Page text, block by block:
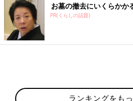
お墓の撤去にいくらかか
PR(くらしの話題)
ランキングをも